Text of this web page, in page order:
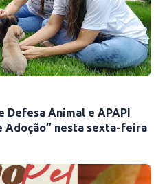
Animal e APAPI
Adoção” nesta sexta-feira